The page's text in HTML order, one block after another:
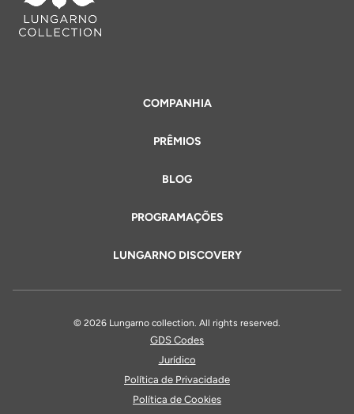
COMPANHIA
PRÊMIOS
BLOG
PROGRAMAÇÕES
LUNGARNO DISCOVERY
© 2026 Lungarno collection. All rights reserved.
GDS Codes
Jurídico
Política de Privacidade
Política de Cookies